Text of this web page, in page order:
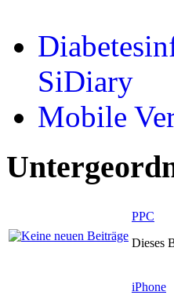
SiDiary
Mobile
PPC
Dieses
iPhone